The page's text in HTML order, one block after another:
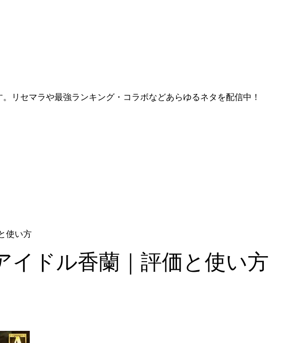
リセマラや最強ランキング・コラボなどあらゆるネタを配信中！
使い方
イドル香蘭｜評価と使い方